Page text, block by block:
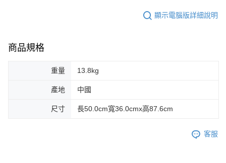
顯示電腦版詳細說明
商品規格
重量 13.8kg
產地 中國
尺寸 長50.0cm寬36.0cmx高87.6cm
客服